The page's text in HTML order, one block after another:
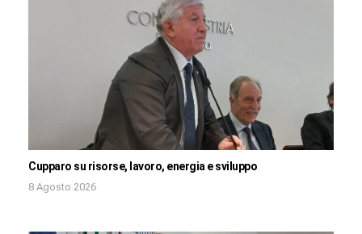
Cupparo su risorse, lavoro, energia e sviluppo
8 Agosto 2026